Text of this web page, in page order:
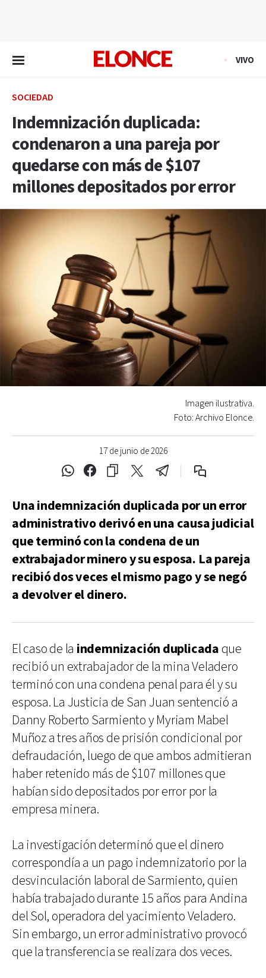
VIVO
SOCIEDAD
Indemnización duplicada:
condenaron a una pareja por
quedarse con más de $107
millones depositados por error
17 de junio de 2026
Imagen ilustrativa.
Foto: Archivo Elonce.
Una indemnización duplicada por un error
administrativo derivó en una causa judicial
que terminó con la condena de un
extrabajador minero y su esposa. La pareja
recibió dos veces el mismo pago y se negó
a devolver el dinero.
El caso de la indemnización duplicada que
recibió un extrabajador de la mina Veladero
terminó con una condena penal para él y su
esposa. La Justicia de San Juan sentenció a
Danny Roberto Sarmiento y Myriam Mabel
Muñoz a tres años de prisión condicional por
defraudación, luego de que ambos admitieran
haber retenido más de $107 millones que
habían sido depositados por error por la
empresa minera.
La investigación determinó que el dinero
correspondía a un pago indemnizatorio por la
desvinculación laboral de Sarmiento, quien
había trabajado durante 15 años para Andina
del Sol, operadora del yacimiento Veladero.
Sin embargo, un error administrativo provocó
que la transferencia se realizara dos veces.